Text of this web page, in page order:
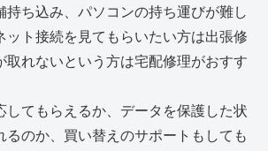
持ち込み、パソコンの持ち運びが難し
ット接続を見てもらいたい方は出張修
取れないという方は宅配修理がおすす
してもらえるか、データを保護した状
るのか、買い替えのサポートもしても